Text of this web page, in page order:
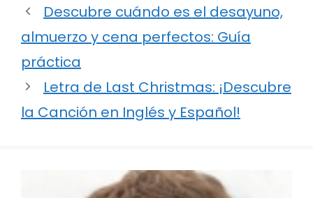
Descubre cuándo es el desayuno,
almuerzo y cena perfectos: Guía
práctica
Letra de Last Christmas: ¡Descubre
la Canción en Inglés y Español!